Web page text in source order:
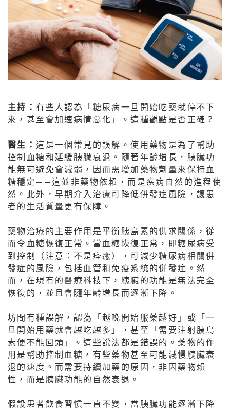
主持：有些人認為「糖尿病一旦開始吃藥就停不下
來，甚至會加速病情惡化」。這種觀點是否正確？
醫生：這是一個常見的誤解。使用藥物是為了幫助
控制血糖和延緩胰臟衰退。隨著年齡增長，胰臟功
能無可避免會減弱，因而需增加藥物劑量來保持血
糖穩定——這並非藥物依賴，而是疾病自然的進程使
然。此外，早期介入治療可降低併發症風險，讓患
者的生活質量更有保障。
藥物治療的主要作用是平衡胰島素的供求關係，從
而令血糖恢復正常。當血糖恢復正常，即糖尿病受
到控制（注意：不是痊癒），可減少糖尿病相關併
發症的風險，包括血管和免疫系統的併發症。然
而，在現有的醫療科技下，胰臟的功能是無法完全
恢復的，並且會隨年齡增長而逐漸下降。
坊間有種誤解，認為「越晚開始服藥越好」或「一
旦開始用藥就會越吃越多」，甚至「需要注射胰島
素便不能回頭」。這些說法都是錯誤的。藥物的作
用是幫助控制血糖，有些藥物甚至可能減慢胰臟衰
退的速度。而需要持續加藥的原因，非因藥物賴
性，而是胰臟功能的自然衰退。
假設患者飲食習慣一直不變，當胰臟功能逐漸下降